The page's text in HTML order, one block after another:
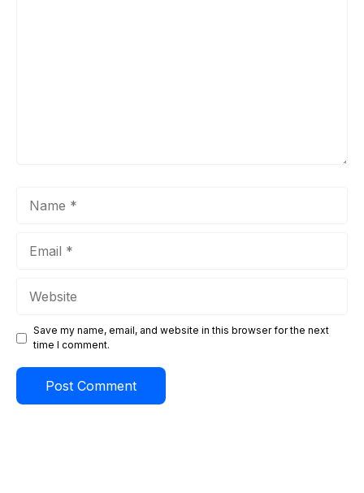
Save my name, email, and website in this browser for the next
time I comment.